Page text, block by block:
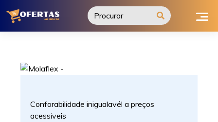
para
Conforabilidade inigualavél a preços
acessíveis